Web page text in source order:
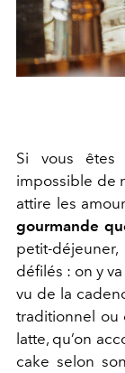
Si vous êtes
impossible de
attire les
gourmande
petit-
défilés : on y
vu de la
traditionnel ou
latte, qu’on
cake selon